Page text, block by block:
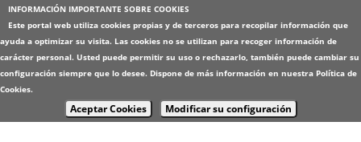
INFORMACIÓN IMPORTANTE SOBRE COOKIES
Este portal web utiliza cookies propias y de terceros para recopilar información que
ayuda a optimizar su visita. Las cookies no se utilizan para recoger información de
carácter personal. Usted puede permitir su uso o rechazarlo, también puede cambiar su
configuración siempre que lo desee. Dispone de más información en nuestra Política de
Cookies.